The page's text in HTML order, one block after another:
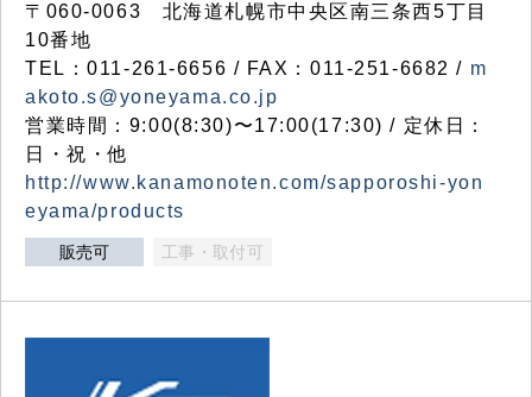
〒060-0063 北海道札幌市中央区南三条西5丁目
10番地
TEL：011-261-6656 / FAX：011-251-6682 / m
akoto.s@yoneyama.co.jp
営業時間：9:00(8:30)〜17:00(17:30) / 定休日：
日・祝・他
http://www.kanamonoten.com/sapporoshi-yon
eyama/products
販売可 工事・取付可